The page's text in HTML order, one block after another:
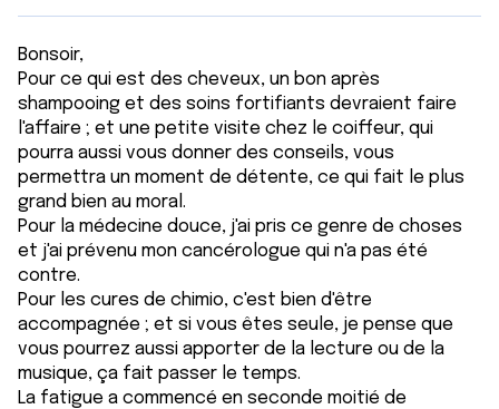
Bonsoir,
Pour ce qui est des cheveux, un bon après
shampooing et des soins fortifiants devraient faire
l'affaire ; et une petite visite chez le coiffeur, qui
pourra aussi vous donner des conseils, vous
permettra un moment de détente, ce qui fait le plus
grand bien au moral.
Pour la médecine douce, j'ai pris ce genre de choses
et j'ai prévenu mon cancérologue qui n'a pas été
contre.
Pour les cures de chimio, c'est bien d'être
accompagnée ; et si vous êtes seule, je pense que
vous pourrez aussi apporter de la lecture ou de la
musique, ça fait passer le temps.
La fatigue a commencé en seconde moitié de